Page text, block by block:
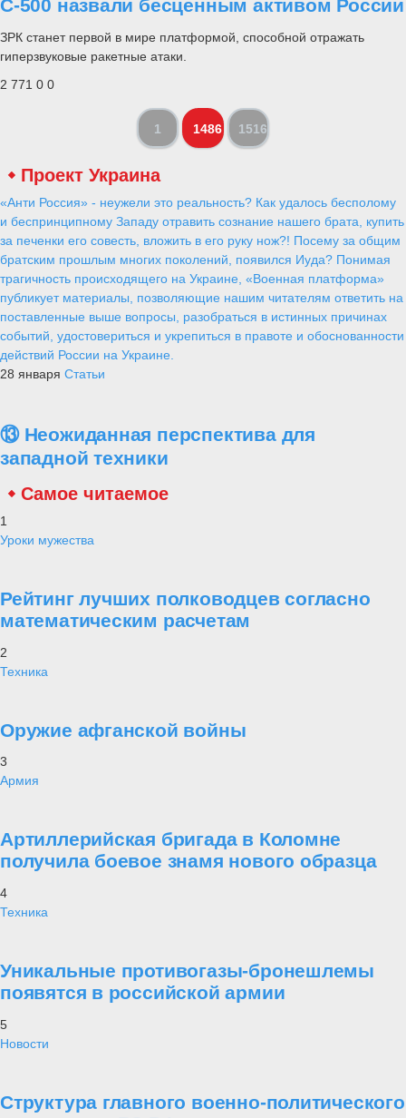
С-500 назвали бесценным активом России
ЗРК станет первой в мире платформой, способной отражать
гиперзвуковые ракетные атаки.
2 771 0 0
1 1486 1516
Проект Украина
«Анти Россия» - неужели это реальность? Как удалось бесполому
и беспринципному Западу отравить сознание нашего брата, купить
за печенки его совесть, вложить в его руку нож?! Посему за общим
братским прошлым многих поколений, появился Иуда? Понимая
трагичность происходящего на Украине, «Военная платформа»
публикует материалы, позволяющие нашим читателям ответить на
поставленные выше вопросы, разобраться в истинных причинах
событий, удостовериться и укрепиться в правоте и обоснованности
действий России на Украине.
28 января Статьи
⑬ Неожиданная перспектива для
западной техники
Самое читаемое
1
Уроки мужества
Рейтинг лучших полководцев согласно
математическим расчетам
2
Техника
Оружие афганской войны
3
Армия
Артиллерийская бригада в Коломне
получила боевое знамя нового образца
4
Техника
Уникальные противогазы-бронешлемы
появятся в российской армии
5
Новости
Структура главного военно-политического